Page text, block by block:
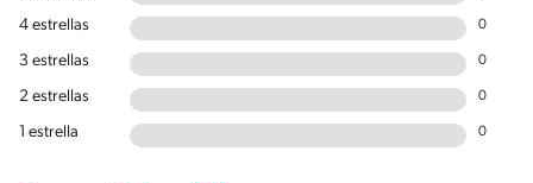
4 estrellas 0
3 estrellas 0
2 estrellas 0
1 estrella 0